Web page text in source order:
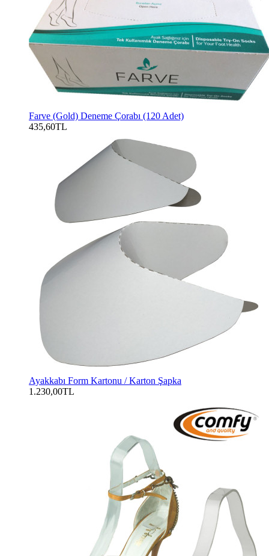
Farve (Gold) Deneme Çorabı (120 Adet)
435,60TL
Ayakkabı Form Kartonu / Karton Şapka
1.230,00TL